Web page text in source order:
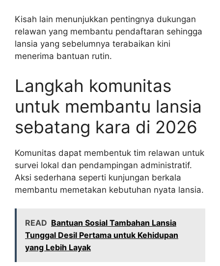
Kisah lain menunjukkan pentingnya dukungan
relawan yang membantu pendaftaran sehingga
lansia yang sebelumnya terabaikan kini
menerima bantuan rutin.
Langkah komunitas
untuk membantu lansia
sebatang kara di 2026
Komunitas dapat membentuk tim relawan untuk
survei lokal dan pendampingan administratif.
Aksi sederhana seperti kunjungan berkala
membantu memetakan kebutuhan nyata lansia.
READ Bantuan Sosial Tambahan Lansia
Tunggal Desil Pertama untuk Kehidupan
yang Lebih Layak